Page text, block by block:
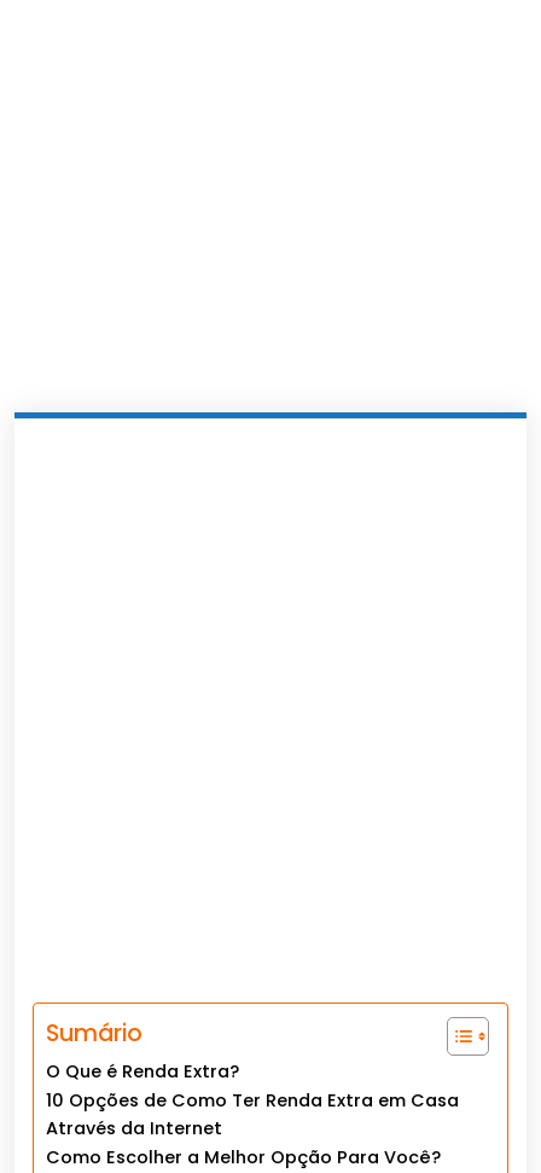
Sumário
O Que é Renda Extra?
10 Opções de Como Ter Renda Extra em Casa
Através da Internet
Como Escolher a Melhor Opção Para Você?